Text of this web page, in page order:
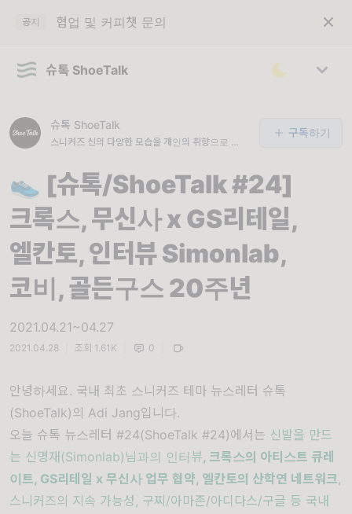
공지 협업 및 커피챗 문의
슈톡 ShoeTalk
슈톡 ShoeTalk
스니커즈 신의 다양한 모습을 개인의 취향으로 기록
구독하기
👟 [슈톡/ShoeTalk #24]
크록스, 무신사 x GS리테일,
엘칸토, 인터뷰 Simonlab,
코비, 골든구스 20주년
2021.04.21~04.27
2021.04.28 조회 1.61K 0
안녕하세요. 국내 최초 스니커즈 테마 뉴스레터 슈톡
(ShoeTalk)의 Adi Jang입니다.
오늘 슈톡 뉴스레터 #24(ShoeTalk #24)에서는 신발을 만드
는 신명재(Simonlab)님과의 인터뷰, 크록스의 아티스트 큐레
이트, GS리테일 x 무신사 업무 협약, 엘칸토의 산학연 네트워크,
스니커즈의 지속 가능성, 구찌/아마존/아디다스/구글 등 국내